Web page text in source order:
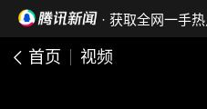
· 获取全网一手
首页 视频